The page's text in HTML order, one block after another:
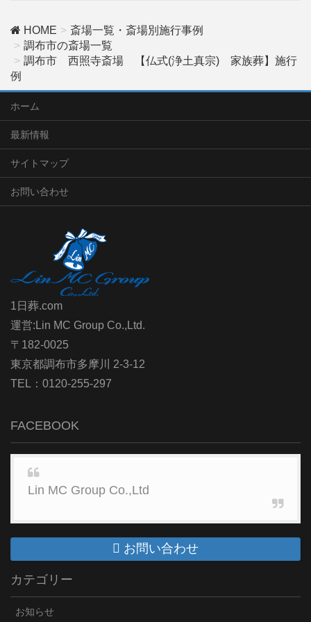
HOME
斎場一覧・斎場別施行事例
調布市の斎場一覧
調布市 西照寺斎場 【仏式(浄土真宗) 家族葬】施行
例
ホーム
最新情報
サイトマップ
お問い合わせ
1日葬.com
運営:Lin MC Group Co.,Ltd.
〒182-0025
東京都調布市多摩川 2-3-12
TEL：0120-255-297
FACEBOOK
Lin MC Group Co.,Ltd
お問い合わせ
カテゴリー
お知らせ